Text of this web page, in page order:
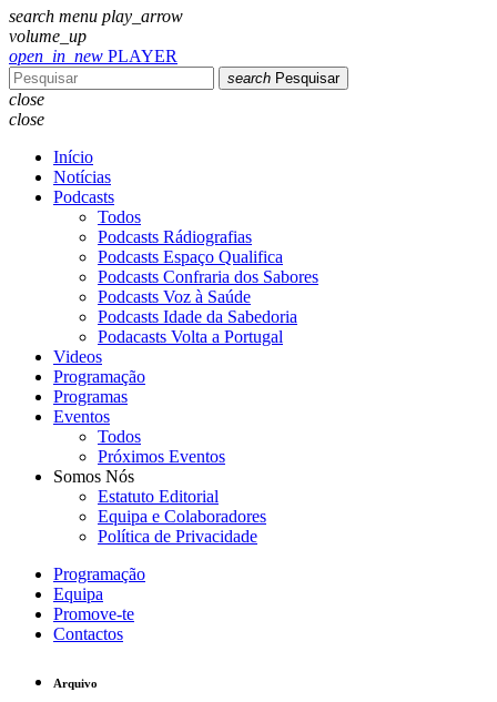
search menu play_arrow
volume_up
open_in_new PLAYER
search Pesquisar
close
close
Início
Notícias
Podcasts
Todos
Podcasts Rádiografias
Podcasts Espaço Qualifica
Podcasts Confraria dos Sabores
Podcasts Voz à Saúde
Podcasts Idade da Sabedoria
Podacasts Volta a Portugal
Videos
Programação
Programas
Eventos
Todos
Próximos Eventos
Somos Nós
Estatuto Editorial
Equipa e Colaboradores
Política de Privacidade
Programação
Equipa
Promove-te
Contactos
Arquivo